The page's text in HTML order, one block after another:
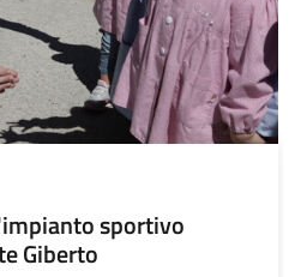
sportivo
Giberto